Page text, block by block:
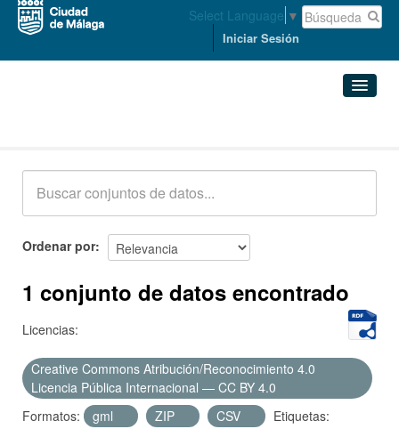
Select Language ▼
Iniciar Sesión
Acerca de
Ordenar por
1 conjunto de datos encontrado
Licencias:
Creative Commons Atribución/Reconocimiento 4.0
Licencia Pública Internacional — CC BY 4.0
Formatos:
gml ZIP CSV
Etiquetas: